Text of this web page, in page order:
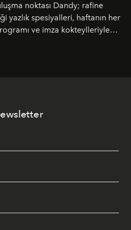
noktası Dandy; rafine
yazlık spesiyalleri, haftanın her
ve imza kokteylleriyle